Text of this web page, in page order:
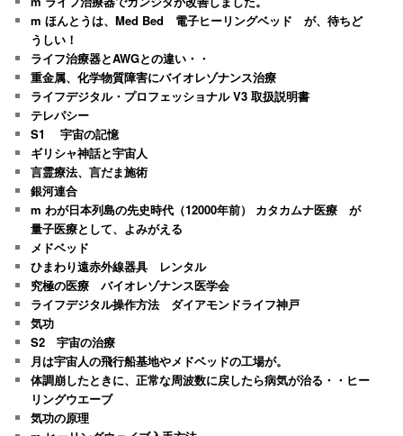
m ほんとうは、Med Bed 電子ヒーリングベッド が、待ちど
うしい！
ライフ治療器とAWGとの違い・・
重金属、化学物質障害にバイオレゾナンス治療
ライフデジタル・プロフェッショナル V3 取扱説明書
テレパシー
S1 宇宙の記憶
ギリシャ神話と宇宙人
言霊療法、言だま施術
銀河連合
m わが日本列島の先史時代（12000年前） カタカムナ医療 が
量子医療として、よみがえる
メドベッド
ひまわり遠赤外線器具 レンタル
究極の医療 バイオレゾナンス医学会
ライフデジタル操作方法 ダイアモンドライフ神戸
気功
S2 宇宙の治療
月は宇宙人の飛行船基地やメドベッドの工場が。
体調崩したときに、正常な周波数に戻したら病気が治る・・ヒー
リングウエーブ
気功の原理